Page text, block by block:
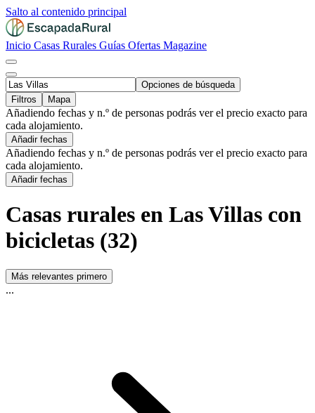
Salto al contenido principal
Inicio Casas Rurales Guías Ofertas Magazine
Opciones de búsqueda
Filtros
Mapa
Añadiendo fechas y n.º de personas podrás ver el precio exacto para
cada alojamiento.
Añadir fechas
Añadiendo fechas y n.º de personas podrás ver el precio exacto para
cada alojamiento.
Añadir fechas
Casas rurales en Las Villas con
bicicletas (32)
Más relevantes primero
...